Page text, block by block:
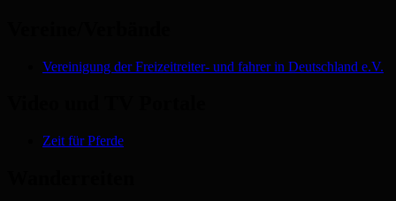
Vereinigung der Freizeitreiter- und fahrer in Deutschland e.V.
Zeit für Pferde